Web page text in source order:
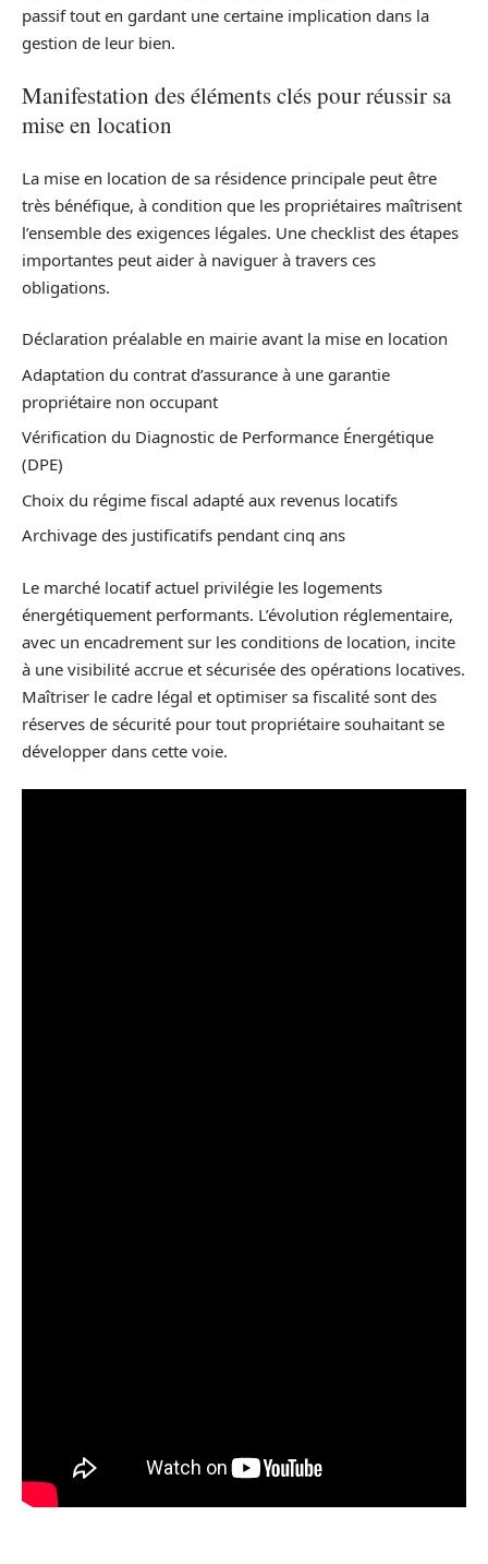
passif tout en gardant une certaine implication dans la
gestion de leur bien.
Manifestation des éléments clés pour réussir sa
mise en location
La mise en location de sa résidence principale peut être
très bénéfique, à condition que les propriétaires maîtrisent
l’ensemble des exigences légales. Une checklist des étapes
importantes peut aider à naviguer à travers ces
obligations.
Déclaration préalable en mairie avant la mise en location
Adaptation du contrat d’assurance à une garantie
propriétaire non occupant
Vérification du Diagnostic de Performance Énergétique
(DPE)
Choix du régime fiscal adapté aux revenus locatifs
Archivage des justificatifs pendant cinq ans
Le marché locatif actuel privilégie les logements
énergétiquement performants. L’évolution réglementaire,
avec un encadrement sur les conditions de location, incite
à une visibilité accrue et sécurisée des opérations locatives.
Maîtriser le cadre légal et optimiser sa fiscalité sont des
réserves de sécurité pour tout propriétaire souhaitant se
développer dans cette voie.